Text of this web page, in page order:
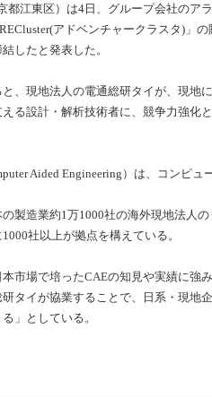
都江東区）は4日、グループ会社のア
アドベンチャークラスタ)」
したと発表した。
、現地法人の電通総研タイが、現地
る設計・解析技術者に、競争力強化
Aided Engineering）は、コンピュ
製造業約1万1000社の海外現地法人
社以上が拠点を構えている。
市場で培ったCAEの知見や実績に強
タイが協業することで、日系・現地
」としている。